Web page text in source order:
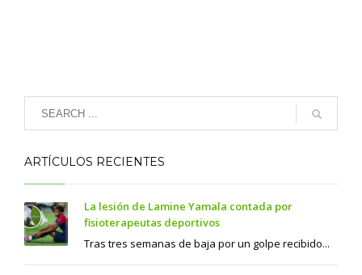
ARTÍCULOS RECIENTES
La lesión de Lamine Yamala contada por
fisioterapeutas deportivos
Tras tres semanas de baja por un golpe recibido...